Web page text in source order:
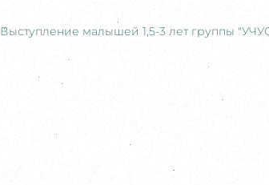
Выступление малышей 1,5-3 лет группы